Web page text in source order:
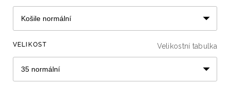
VELIKOST Velikostní tabulka